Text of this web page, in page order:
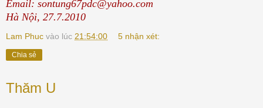
Email: sontung67pdc@yahoo.com
Hà Nội, 27.7.2010
Lam Phuc vào lúc 21:54:00 5 nhận xét:
Chia sẻ
Thăm U